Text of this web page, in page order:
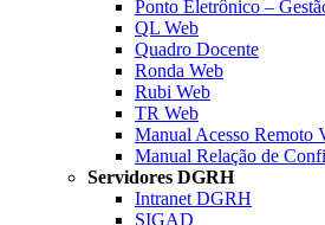
Ponto Eletrônico –
QL Web
Quadro Docente
Ronda Web
Rubi Web
TR Web
Manual Acesso Remoto
Manual Relação de
Servidores DGRH
Intranet DGRH
SIGAD